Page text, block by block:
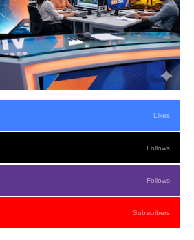
Likes
Follows
Follows
Subscribers